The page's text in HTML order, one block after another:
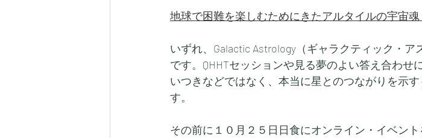
地球で困難を楽しむためにきたアルタイルの宇宙魂
いずれ、Galactic Astrology（ギャラクティック・
です。QHHTセッションや見る夢のよい答え合わせ
いつきなどではなく、本当に星とのつながりを示
す。
その前に１０月２５日日食にオンライン・イベン